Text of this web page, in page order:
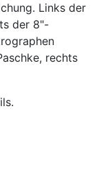
Links der
der 8"-
rechts